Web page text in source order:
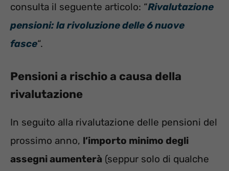
consulta il seguente articolo: “Rivalutazione
pensioni: la rivoluzione delle 6 nuove
fasce“.
Pensioni a rischio a causa della
rivalutazione
In seguito alla rivalutazione delle pensioni del
prossimo anno, l’importo minimo degli
assegni aumenterà (seppur solo di qualche